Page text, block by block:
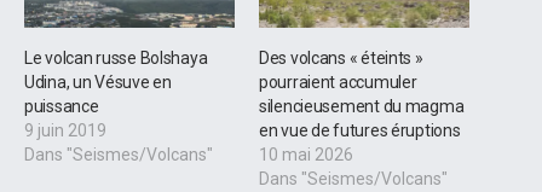
Le volcan russe Bolshaya
Udina, un Vésuve en
puissance
9 juin 2019
Dans "Seismes/Volcans"
Des volcans « éteints »
pourraient accumuler
silencieusement du magma
en vue de futures éruptions
10 mai 2026
Dans "Seismes/Volcans"